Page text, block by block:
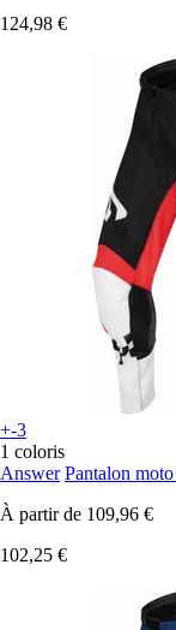
124,98 €
+-3
1 coloris
Answer Pantalon
À partir de 109,96 €
102,25 €